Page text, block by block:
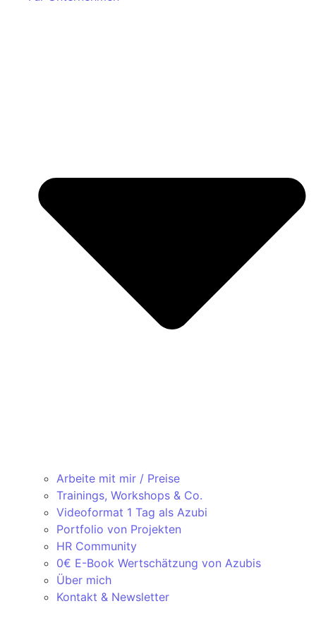
Arbeite mit mir / Preise
Trainings, Workshops & Co.
Videoformat 1 Tag als Azubi
Portfolio von Projekten
HR Community
0€ E-Book Wertschätzung von Azubis
Über mich
Kontakt & Newsletter